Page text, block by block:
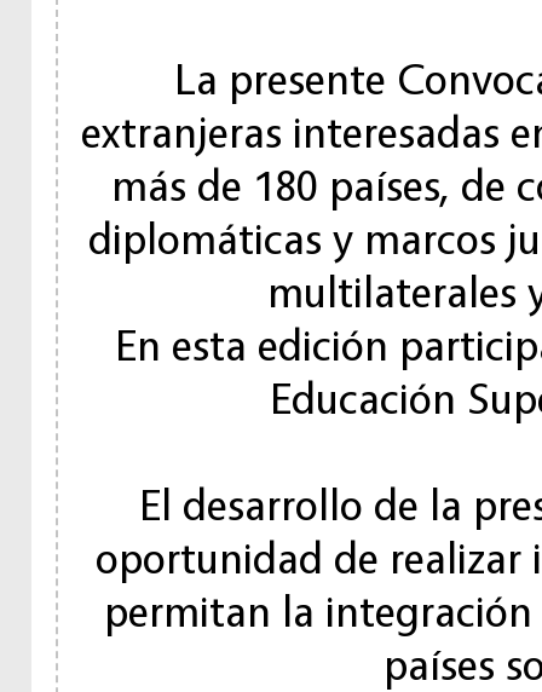
La presente
extranjeras interesadas
más de 180 países, de
diplomáticas y marcos
multilaterales
En esta edición
Educación
El desarrollo de la
oportunidad de realizar
permitan la
países